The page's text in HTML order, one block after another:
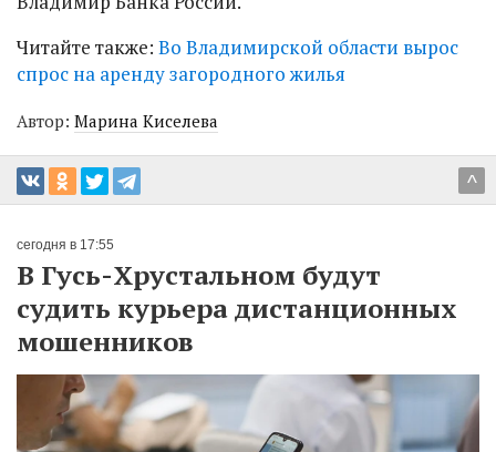
Читайте также: Во Владимирской области вырос
спрос на аренду загородного жилья
Автор: Марина Киселева
^
сегодня в 17:55
В Гусь-Хрустальном будут
судить курьера дистанционных
мошенников